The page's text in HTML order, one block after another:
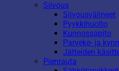
Siivous
Siivousvälineet
Pyykkihuolto
Kunnossapito
Parveke- ja
Jätteiden
Pienrauta